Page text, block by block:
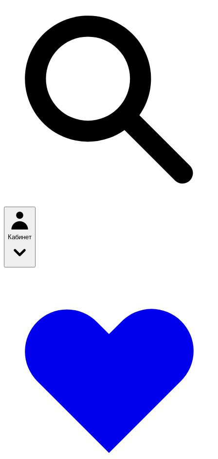
Кабинет